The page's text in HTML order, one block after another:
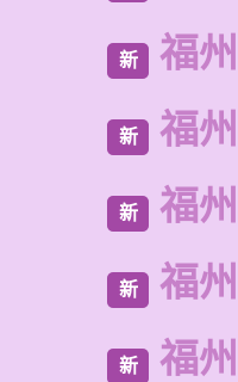
新 福
新 福
新 福
新 福
新 福